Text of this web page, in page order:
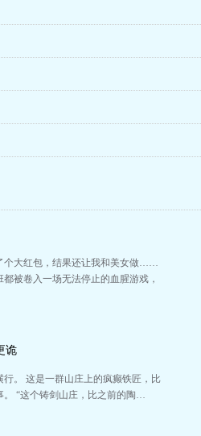
个大红包，结果还让我和美女做……
都被卷入一场无法停止的血腥游戏，
诡
行。 这是一群山庄上的疯癫铁匠，比
。 “这个铸剑山庄，比之前的陶…